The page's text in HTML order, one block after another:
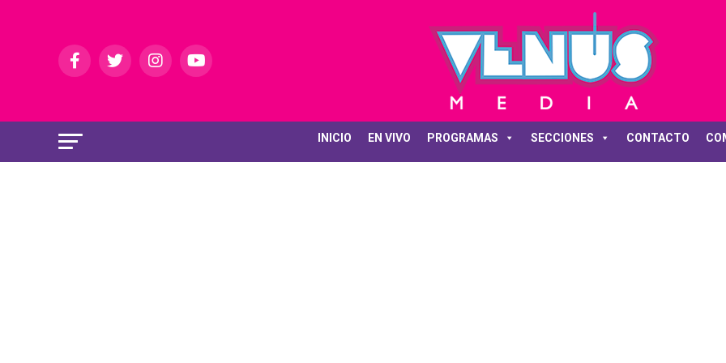
INICIO EN VIVO PROGRAMAS SECCIONES CONTACTO